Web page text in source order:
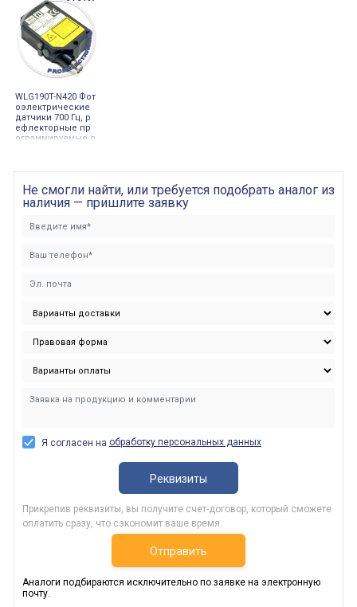
WLG190T-N420 Фот
оэлектрические
датчики 700 Гц, р
ефлекторные пр
ограммируемые с
C, 6022826 Sick
Не смогли найти, или требуется подобрать аналог из
наличия — пришлите заявку
Я согласен на обработку персональных данных
Реквизиты
Прикрепив реквизиты, вы получите счет-договор, который сможете
оплатить сразу, что сэкономит ваше время.
Отправить
Аналоги подбираются исключительно по заявке на электронную
почту.